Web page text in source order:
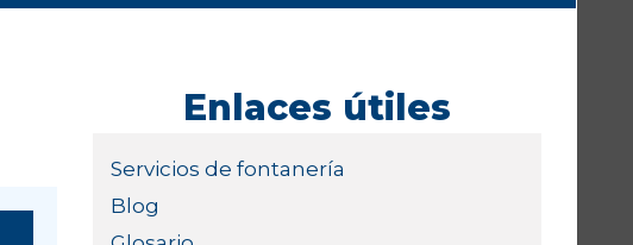
Enlaces útiles
Servicios de fontanería
Blog